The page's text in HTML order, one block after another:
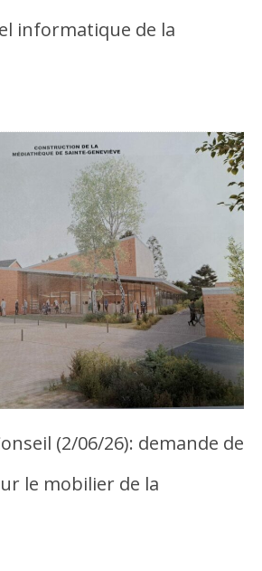
informatique de la
(2/06/26): demande de
le mobilier de la